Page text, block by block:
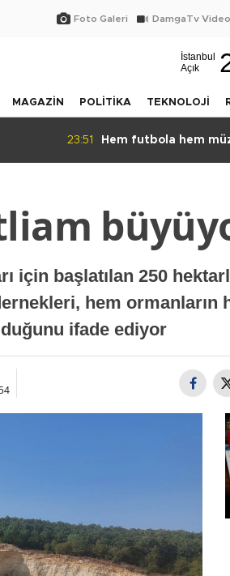
Foto Galeri DamgaTv Video
İstanbul
Açık
MAGAZİN POLİTİKA TEKNOLOJİ
23:51
Hem futbola hem
için başlatılan 250
hem ormanların
ifade ediyor